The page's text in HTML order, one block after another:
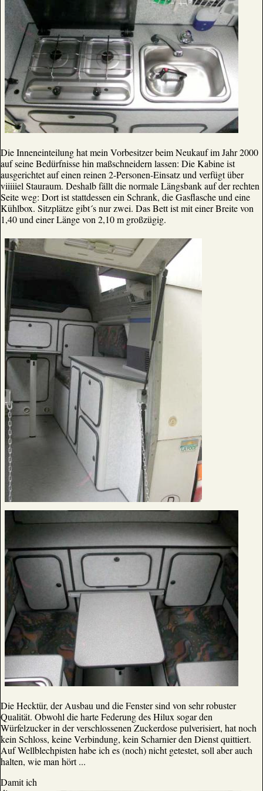
Die Inneneinteilung hat mein Vorbesitzer beim Neukauf im Jahr 2000
auf seine Bedürfnisse hin maßschneidern lassen: Die Kabine ist
ausgerichtet auf einen reinen 2-Personen-Einsatz und verfügt über
viiiiiel Stauraum. Deshalb fällt die normale Längsbank auf der rechten
Seite weg: Dort ist stattdessen ein Schrank, die Gasflasche und eine
Kühlbox. Sitzplätze gibt´s nur zwei. Das Bett ist mit einer Breite von
1,40 und einer Länge von 2,10 m großzügig.
Die Hecktür, der Ausbau und die Fenster sind von sehr robuster
Qualität. Obwohl die harte Federung des Hilux sogar den
Würfelzucker in der verschlossenen Zuckerdose pulverisiert, hat noch
kein Schloss, keine Verbindung, kein Scharnier den Dienst quittiert.
Auf Wellblechpisten habe ich es (noch) nicht getestet, soll aber auch
halten, wie man hört ...
Damit ich